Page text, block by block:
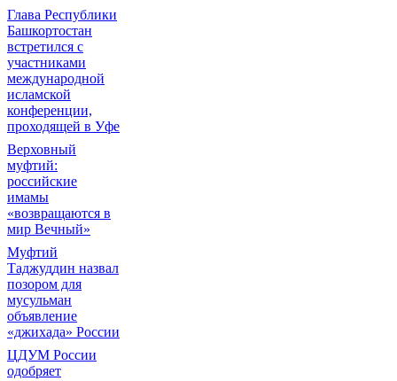
Глава Республики
Башкортостан
встретился с
участниками
международной
исламской
конференции,
проходящей в Уфе
Верховный
муфтий:
российские
имамы
«возвращаются в
мир Вечный»
Муфтий
Таджуддин назвал
позором для
мусульман
объявление
«джихада» России
ЦДУМ России
одобряет